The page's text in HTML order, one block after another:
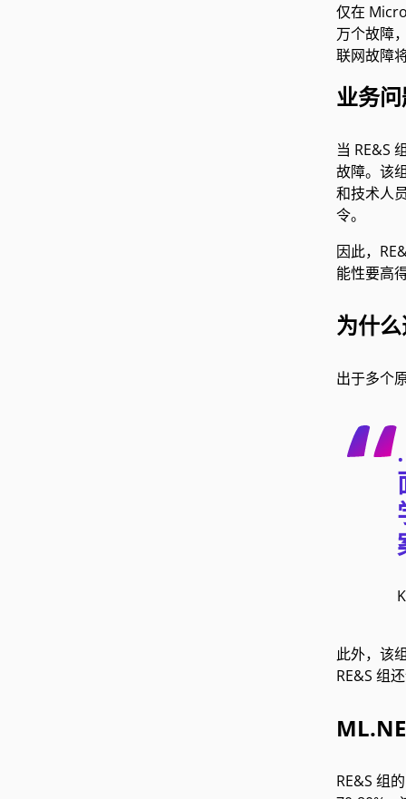
仅在
万个故障
联网故障
业务
当 RE&S
故障。该
和技术人
令。
因此，
能性要高
为什
出于多个
此外，该
RE&S 组
RE&S 组